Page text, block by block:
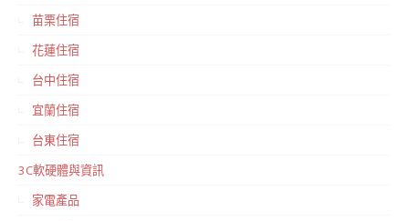
苗栗住宿
花蓮住宿
台中住宿
宜蘭住宿
台東住宿
3C軟硬體與資訊
家電產品